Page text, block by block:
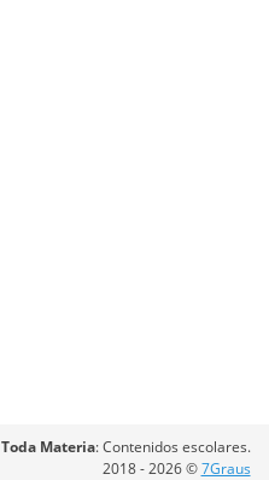
Toda Materia: Contenidos escolares.
2018 - 2026 ©7Graus